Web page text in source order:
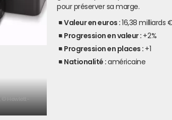
© Hewlett-
pour préserver sa marge.
Valeur en euros :16,38 milliards
Progression en valeur : +2%
Progression en places : +1
Nationalité :américaine